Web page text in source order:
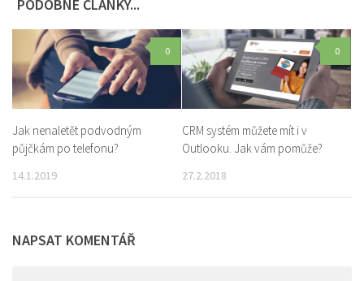
PODOBNÉ ČLÁNKY...
0
Jak nenaletět podvodným
půjčkám po telefonu?
14.1.2019
0
CRM systém můžete mít i v
Outlooku. Jak vám pomůže?
27.2.2018
NAPSAT KOMENTÁŘ